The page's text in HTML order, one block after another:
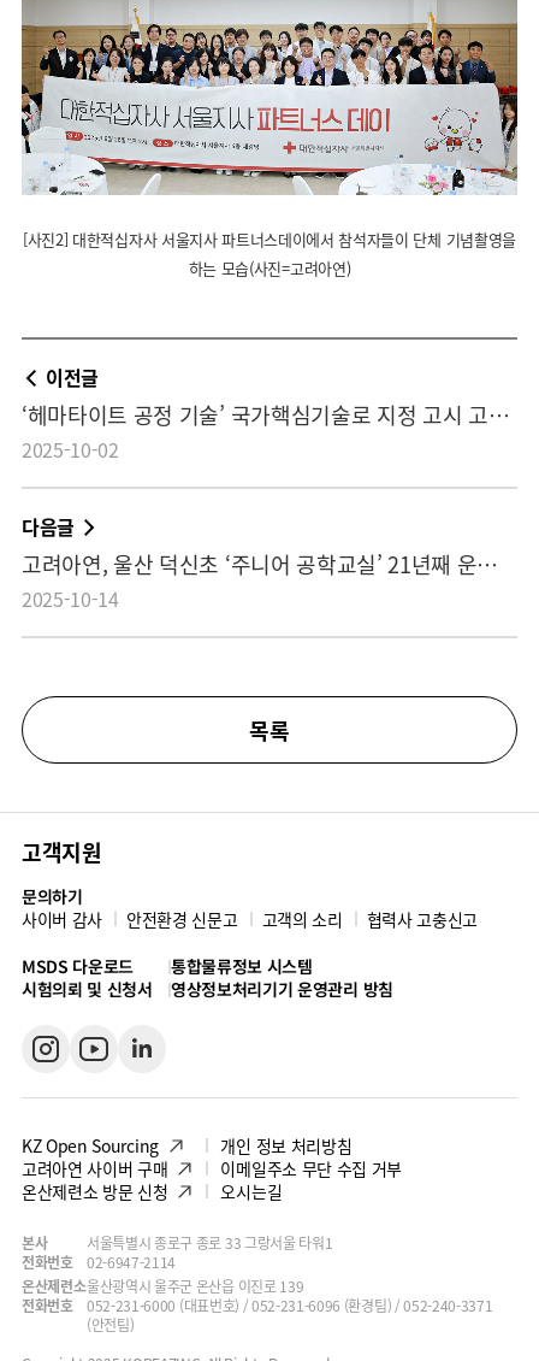
[사진2] 대한적십자사 서울지사 파트너스데이에서 참석자들이 단체 기념촬영을
하는 모습(사진=고려아연)
이전글
‘헤마타이트 공정 기술’ 국가핵심기술로 지정 고시 고려아연 보유 아연제련 분야 최고 기술…”국가기간산업 역할 충실할 것”
2025-10-02
다음글
고려아연, 울산 덕신초 ‘주니어 공학교실’ 21년째 운영 직원 일일교사 참여 재능기부, 과학 꿈나무 육성
2025-10-14
목록
고객지원
문의하기
사이버 감사
안전환경 신문고 고객의 소리
협력사 고충신고
MSDS 다운로드
시험의뢰 및 신청서
통합물류정보 시스템
영상정보처리기기 운영관리 방침
KZ Open Sourcing
고려아연 사이버 구매
온산제련소 방문 신청
개인 정보 처리방침
이메일주소 무단 수집 거부
오시는길
본사
서울특별시 종로구 종로 33 그랑서울 타워1
전화번호
02-6947-2114
온산제련소울산광역시 울주군 온산읍 이진로 139
전화번호
052-231-6000 (대표번호) / 052-231-6096 (환경팀) / 052-240-3371
(안전팀)